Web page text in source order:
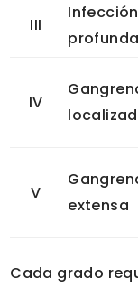
III
Infección
profunda
IV
V
extensa
Cada grado